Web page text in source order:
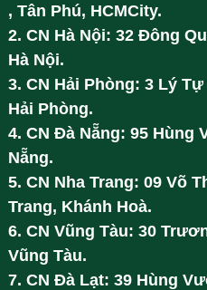
, Tân Phú, HCMCity.
2. CN Hà Nội: 32 Đông
Hà Nội.
3. CN Hải Phòng: 3 Lý
Hải Phòng.
4. CN Đà Nẵng: 95 Hùng
Nẵng.
5. CN Nha Trang: 09 Võ
Trang, Khánh Hoà.
6. CN Vũng Tàu: 30
Vũng Tàu.
7. CN Đà Lạt: 39 Hùng